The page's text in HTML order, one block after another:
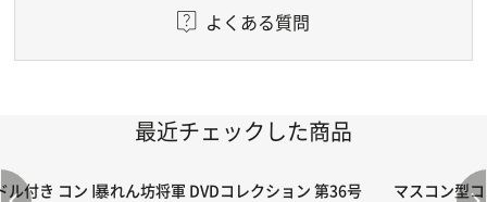
よくある質問
最近チェックした商品
付き コントローラー＆ポイント切り替えスイッチRC-02/C002 /
暴れん坊将軍 DVDコレクション 第36号
マスコン型